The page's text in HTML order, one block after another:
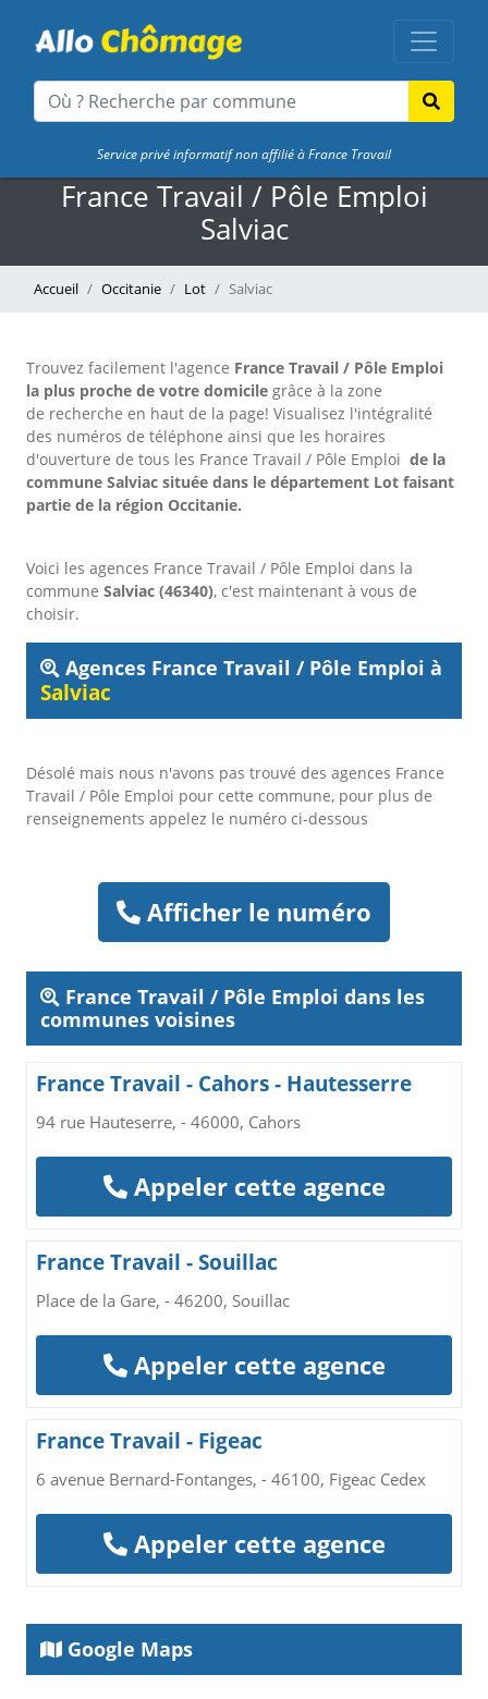
Service privé informatif non affilié à France Travail
France Travail / Pôle Emploi
Salviac
Accueil Occitanie Lot Salviac
Trouvez facilement l'agence France Travail / Pôle Emploi
la plus proche de votre domicile grâce à la zone
de recherche en haut de la page! Visualisez l'intégralité
des numéros de téléphone ainsi que les horaires
d'ouverture de tous les France Travail / Pôle Emploi de la
commune Salviac située dans le département Lot faisant
partie de la région Occitanie.
Voici les agences France Travail / Pôle Emploi dans la
commune Salviac (46340), c'est maintenant à vous de
choisir.
Agences France Travail / Pôle Emploi à
Salviac
Désolé mais nous n'avons pas trouvé des agences France
Travail / Pôle Emploi pour cette commune, pour plus de
renseignements appelez le numéro ci-dessous
Afficher le numéro
France Travail / Pôle Emploi dans les
communes voisines
France Travail - Cahors - Hautesserre
94 rue Hauteserre, - 46000, Cahors
Appeler cette agence
France Travail - Souillac
Place de la Gare, - 46200, Souillac
Appeler cette agence
France Travail - Figeac
6 avenue Bernard-Fontanges, - 46100, Figeac Cedex
Appeler cette agence
Google Maps